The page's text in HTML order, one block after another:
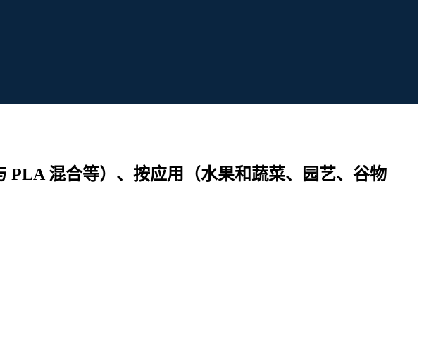
混合等）、按应用（水果和蔬菜、园艺、谷物